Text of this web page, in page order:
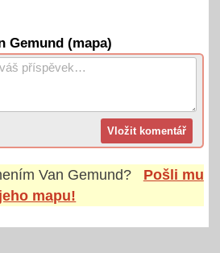
Gemund (mapa)
Van Gemund?
Pošli mu
jeho mapu!